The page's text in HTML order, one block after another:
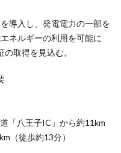
導入し、発電電力の一部を
ネルギーの利用を可能に
取得を見込む。
「八王子IC」から約11km
（徒歩約13分）